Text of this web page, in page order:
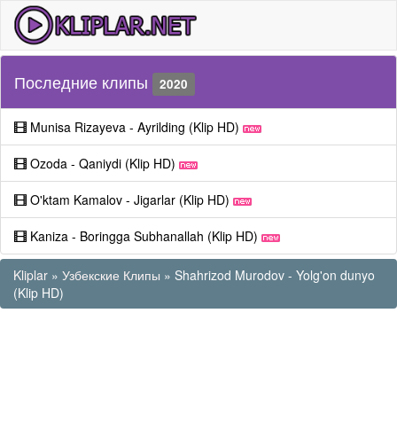
Последние клипы 2020
Munisa Rizayeva - Ayrilding (Klip HD)
Ozoda - Qaniydi (Klip HD)
O'ktam Kamalov - Jigarlar (Klip HD)
Kaniza - Boringga Subhanallah (Klip HD)
Kliplar » Узбекские Клипы » Shahrizod Murodov - Yolg'on dunyo
(Klip HD)